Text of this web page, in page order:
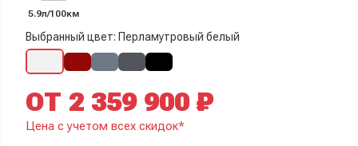
5.9л/100км
Выбранный цвет: Перламутровый белый
ОТ 2 359 900 ₽
Цена с учетом всех скидок*